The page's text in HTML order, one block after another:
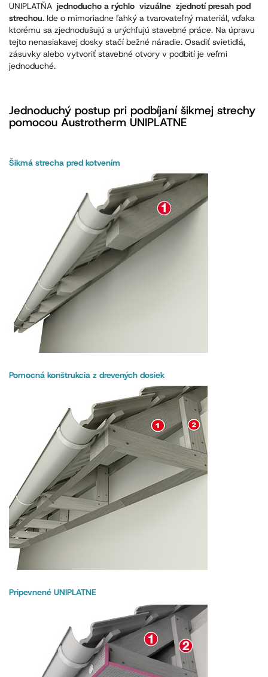
UNIPLATŇA jednoducho a rýchlo vizuálne zjednotí presah pod
strechou. Ide o mimoriadne ľahký a tvarovateľný materiál, vďaka
ktorému sa zjednodušujú a urýchľujú stavebné práce. Na úpravu
tejto nenasiakavej dosky stačí bežné náradie. Osadiť svietidlá,
zásuvky alebo vytvoriť stavebné otvory v podbití je veľmi
jednoduché.
Jednoduchý postup pri podbíjaní šikmej strechy
pomocou Austrotherm UNIPLATNE
Šikmá strecha pred kotvením
Pomocná konštrukcia z drevených dosiek
Pripevnené UNIPLATNE